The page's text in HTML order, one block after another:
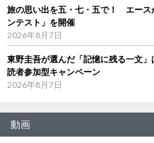
旅の思い出を五・七・五で！ エース
ンテスト」を開催
2026年8月7日
東野圭吾が選んだ「記憶に残る一文
読者参加型キャンペーン
2026年8月7日
動画